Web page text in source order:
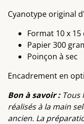
Cyanotype original
Format 10 x 15
Papier 300
Poinçon à sec
Encadrement en
Bon à savoir : Tous
réalisés à la main
ancien. La